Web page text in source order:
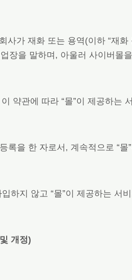
사가 재화 또는 용역(이하 “재
장을 말하며, 아울러 사이버몰
약관에 따라 “몰”이 제공하는
록을 한 자로서, 계속적으로 “
하지 않고 “몰”이 제공하는 서
개정)